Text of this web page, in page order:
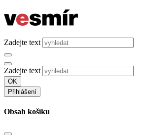
Zadejte text
Zadejte text
OK
Přihlášení
Obsah košíku